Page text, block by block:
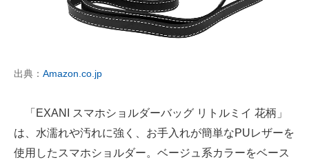
出典： Amazon.co.jp
「EXANI スマホショルダーバッグ リトルミイ 花柄」
は、水濡れや汚れに強く、お手入れが簡単なPUレザーを
使用したスマホショルダー。ベージュ系カラーをベース